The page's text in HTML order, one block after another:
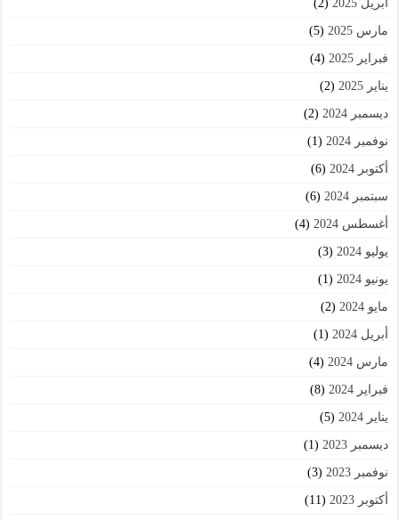
أبريل 2025 (2)
مارس 2025 (5)
فبراير 2025 (4)
يناير 2025 (2)
ديسمبر 2024 (2)
نوفمبر 2024 (1)
أكتوبر 2024 (6)
سبتمبر 2024 (6)
أغسطس 2024 (4)
يوليو 2024 (3)
يونيو 2024 (1)
مايو 2024 (2)
أبريل 2024 (1)
مارس 2024 (4)
فبراير 2024 (8)
يناير 2024 (5)
ديسمبر 2023 (1)
نوفمبر 2023 (3)
أكتوبر 2023 (11)